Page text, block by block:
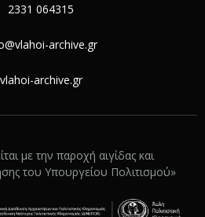
2331 064315
archive.gr
vlahoi-archive.gr
με την παροχή αιγίδας και
του Υπουργείου Πολιτισμού»